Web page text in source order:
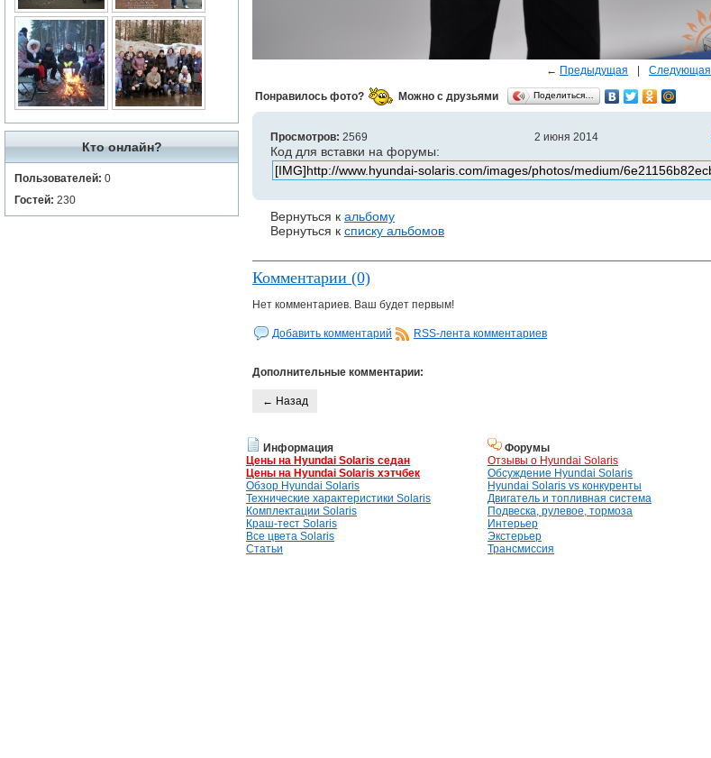
Кто онлайн?
Пользователей: 0
Гостей: 230
← Предыдущая Следующая
Понравилось фото? Можно с друзьями Поделиться…
Просмотров: 2569 2 июня 2014
Код для вставки на форумы:
Вернуться к альбому
Вернуться к списку альбомов
Комментарии (0)
Нет комментариев. Ваш будет первым!
Добавить комментарий RSS-лента комментариев
Дополнительные комментарии:
← Назад
Информация
Цены на Hyundai Solaris седан
Цены на Hyundai Solaris хэтчбек
Обзор Hyundai Solaris
Технические характеристики Solaris
Комплектации Solaris
Краш-тест Solaris
Все цвета Solaris
Статьи
Форумы
Отзывы о Hyundai Solaris
Обсуждение Hyundai Solaris
Hyundai Solaris vs конкуренты
Двигатель и топливная система
Подвеска, рулевое, тормоза
Интерьер
Экстерьер
Трансмиссия